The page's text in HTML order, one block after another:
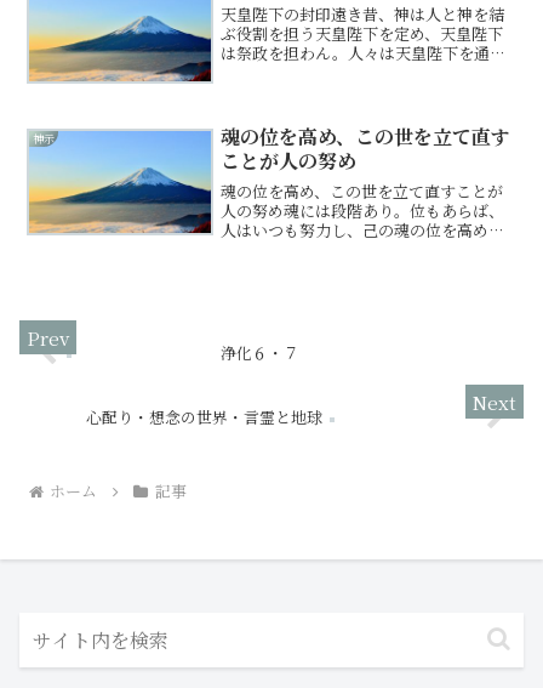
天皇陛下の封印遠き昔、神は人と神を結
ぶ役割を担う天皇陛下を定め、天皇陛下
は祭政を担わん。人々は天皇陛下を通じ
神から離れ、天皇陛下の存...
神示
魂の位を高め、この世を立て直す
ことが人の努め
魂の位を高め、この世を立て直すことが
人の努め魂には段階あり。位もあらば、
人はいつも努力し、己の魂の位を高める
浄化６・７
心配り・想念の世界・言霊と地球
ホーム 記事